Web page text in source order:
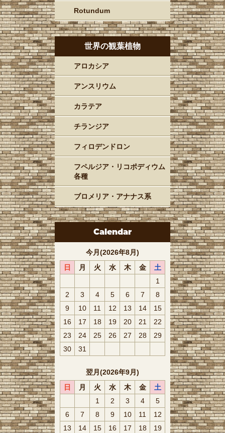
Rotundum
世界の観葉植物
アロカシア
アンスリウム
カラテア
チランジア
フィロデンドロン
フペルジア・リコポディウム
各種
ブロメリア・アナナス系
Calendar
今月(2026年8月)
日
月 火 水 木 金
土
1
2
3 4 5 6 7
8
9
10 11 12 13 14
15
16
17 18 19 20 21
22
23
24 25 26 27 28
29
30
31
翌月(2026年9月)
日
月 火 水 木 金
土
1
2 3 4
5
6
7 8 9 10 11
12
13
14 15 16 17 18 19